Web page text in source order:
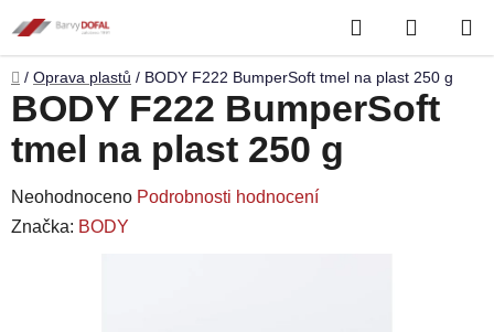
na
obsah
Hledat
KOŠÍK
Domů
/ Oprava plastů / BODY F222 BumperSoft tmel na plast 250 g
BODY F222 BumperSoft
tmel na plast 250 g
Průměrné
hodnocení
Neohodnoceno Podrobnosti hodnocení
Značka: BODY